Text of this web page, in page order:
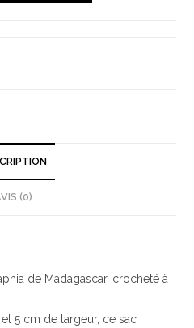
(0)
de Madagascar, crocheté à
5 cm de largeur, ce sac